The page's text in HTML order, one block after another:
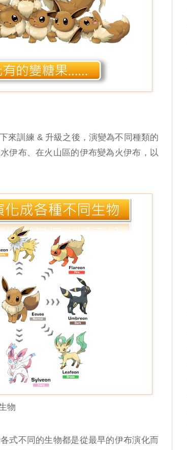
來訓練 & 升級之後，演變為不同種類的
伊布、在火山區的伊布變為火伊布，以
物
式不同的生物都是從最早的伊布演化而